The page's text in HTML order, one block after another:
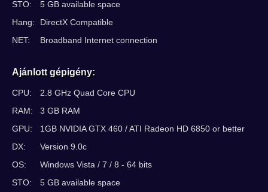
STO:
5 GB available space
Hang:
DirectX Compatible
NET:
Broadband Internet connection
Ajánlott gépigény:
CPU:
2.8 GHz Quad Core CPU
RAM:
3 GB RAM
GPU:
1GB NVIDIA GTX 460 / ATI Radeon HD 6850 or better
DX:
Version 9.0c
OS:
Windows Vista / 7 / 8 - 64 bits
STO:
5 GB available space